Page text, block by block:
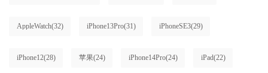
AppleWatch(32) iPhone13Pro(31) iPhoneSE3(29)
iPhone12(28) 苹果(24) iPhone14Pro(24) iPad(22)